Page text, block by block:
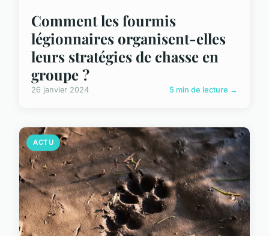
Comment les fourmis
légionnaires organisent-elles
leurs stratégies de chasse en
groupe ?
26 janvier 2024 5 min de lecture →
ACTU